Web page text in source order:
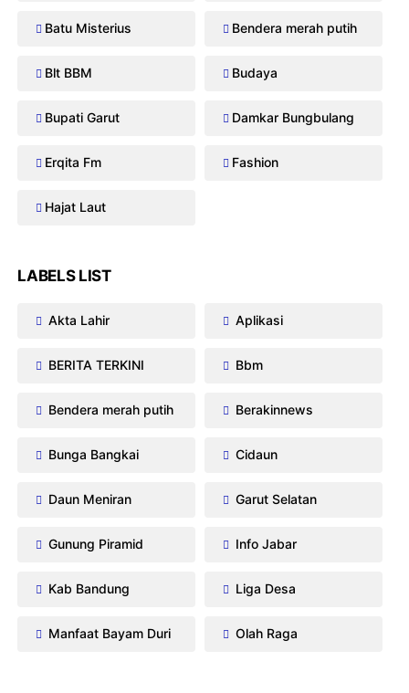
Batu Misterius Bendera merah putih
Blt BBM Budaya
Bupati Garut Damkar Bungbulang
Erqita Fm Fashion
Hajat Laut
LABELS LIST
Akta Lahir Aplikasi
BERITA TERKINI Bbm
Bendera merah putih Berakinnews
Bunga Bangkai Cidaun
Daun Meniran Garut Selatan
Gunung Piramid Info Jabar
Kab Bandung Liga Desa
Manfaat Bayam Duri Olah Raga